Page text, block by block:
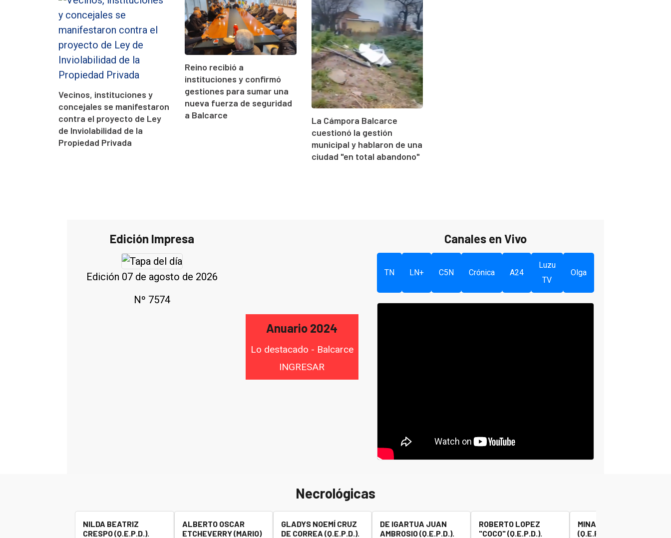
Vecinos, instituciones y
concejales se manifestaron
contra el proyecto de Ley
de Inviolabilidad de la
Propiedad Privada
Reino recibió a
instituciones y confirmó
gestiones para sumar una
nueva fuerza de seguridad
a Balcarce
La Cámpora Balcarce
cuestionó la gestión
municipal y hablaron de una
ciudad "en total abandono"
Edición Impresa
Edición 07 de agosto de 2026
Nº 7574
Anuario 2024
Lo destacado - Balcarce
INGRESAR
Canales en Vivo
TN LN+ C5N Crónica A24
Luzu
TV
Olga
Necrológicas
NILDA BEATRIZ
CRESPO (Q.E.P.D.).
ALBERTO OSCAR
ETCHEVERRY (MARIO)
GLADYS NOEMÍ CRUZ
DE CORREA (Q.E.P.D.).
DE IGARTUA JUAN
AMBROSIO (Q.E.P.D.).
ROBERTO LOPEZ
"COCO" (Q.E.P.D.).
MINAUDO JOSE "BETA"
(Q.E.P.D.).